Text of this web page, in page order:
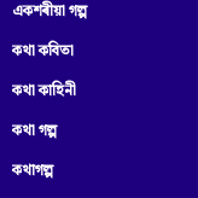
একশৰীয়া গল্প
কথা কবিতা
কথা কাহিনী
কথা গল্প
কথাগল্প